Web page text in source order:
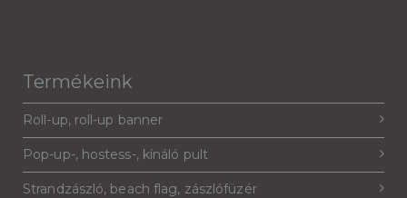
Termékeink
Roll-up, roll-up banner
Pop-up-, hostess-, kínáló pult
Strandzászló, beach flag, zászlófüzér